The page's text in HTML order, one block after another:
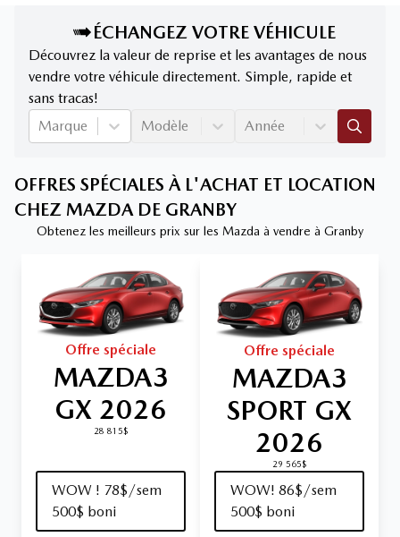
ÉCHANGEZ VOTRE VÉHICULE
Découvrez la valeur de reprise et les avantages de nous
vendre votre véhicule directement. Simple, rapide et
sans tracas!
Marque
Modèle Année
OFFRES SPÉCIALES À L'ACHAT ET LOCATION
CHEZ MAZDA DE GRANBY
Obtenez les meilleurs prix sur les Mazda à vendre à Granby
Offre spéciale
MAZDA3
GX 2026
28 815$
WOW ! 78$/sem
500$ boni
Offre spéciale
MAZDA3
SPORT GX
2026
29 565$
WOW! 86$/sem
500$ boni